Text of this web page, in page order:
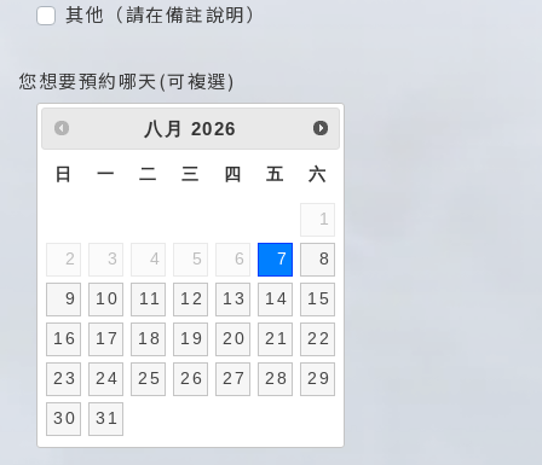
其他（請在備註說明）
您想要預約哪天(可複選)
八月 2026
日 一 二 三 四 五 六
1
2 3 4 5 6 7 8
9 10 11 12 13 14 15
16 17 18 19 20 21 22
23 24 25 26 27 28 29
30 31